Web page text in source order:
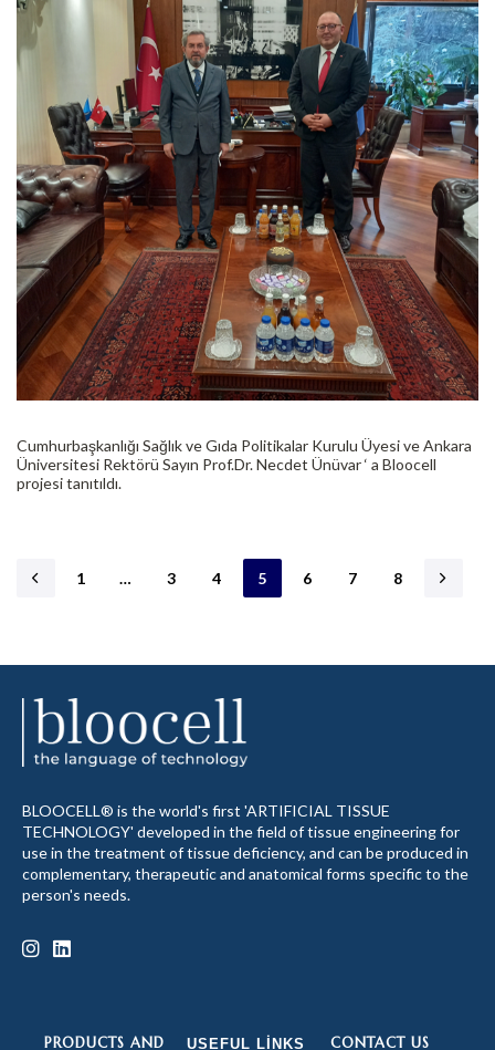
Cumhurbaşkanlığı Sağlık ve Gıda Politikalar Kurulu Üyesi ve Ankara
Üniversitesi Rektörü Sayın Prof.Dr. Necdet Ünüvar ‘ a Bloocell
projesi tanıtıldı.
1 … 3 4 5 6 7 8
BLOOCELL® is the world's first 'ARTIFICIAL TISSUE
TECHNOLOGY' developed in the field of tissue engineering for
use in the treatment of tissue deficiency, and can be produced in
complementary, therapeutic and anatomical forms specific to the
person's needs.
PRODUCTS AND USEFUL LINKS CONTACT US